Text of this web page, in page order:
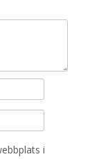
i